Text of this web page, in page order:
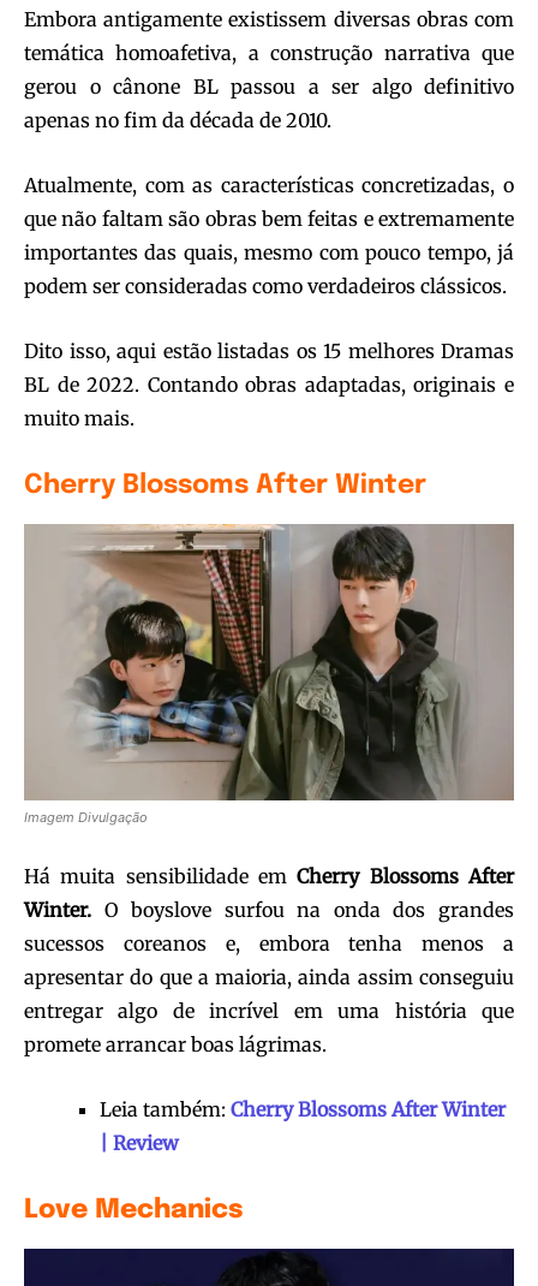
Embora antigamente existissem diversas obras com
temática homoafetiva, a construção narrativa que
gerou o cânone BL passou a ser algo definitivo
apenas no fim da década de 2010.
Atualmente, com as características concretizadas, o
que não faltam são obras bem feitas e extremamente
importantes das quais, mesmo com pouco tempo, já
podem ser consideradas como verdadeiros clássicos.
Dito isso, aqui estão listadas os 15 melhores Dramas
BL de 2022. Contando obras adaptadas, originais e
muito mais.
Cherry Blossoms After Winter
Imagem Divulgação
Há muita sensibilidade emCherry Blossoms After
Winter. O boyslove surfou na onda dos grandes
sucessos coreanos e, embora tenha menos a
apresentar do que a maioria, ainda assim conseguiu
entregar algo de incrível em uma história que
promete arrancar boas lágrimas.
Leia também: Cherry Blossoms After Winter
| Review
Love Mechanics